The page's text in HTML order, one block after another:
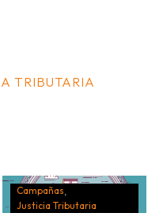
TRIBUTARIA
Campañas
Justicia Tributaria